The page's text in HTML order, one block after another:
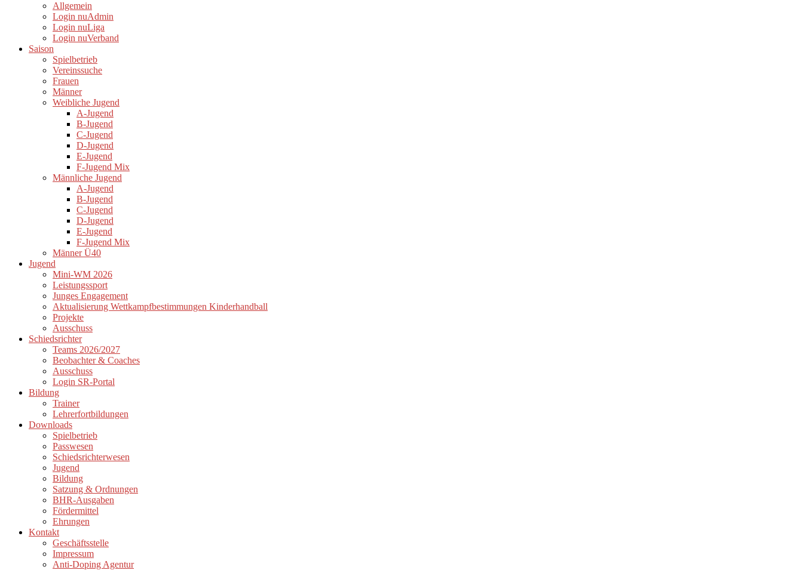
Allgemein
Login nuAdmin
Login nuLiga
Login nuVerband
Saison
Spielbetrieb
Vereinssuche
Frauen
Männer
Weibliche Jugend
A-Jugend
B-Jugend
C-Jugend
D-Jugend
E-Jugend
F-Jugend Mix
Männliche Jugend
A-Jugend
B-Jugend
C-Jugend
D-Jugend
E-Jugend
F-Jugend Mix
Männer Ü40
Jugend
Mini-WM 2026
Leistungssport
Junges Engagement
Aktualisierung Wettkampfbestimmungen Kinderhandball
Projekte
Ausschuss
Schiedsrichter
Teams 2026/2027
Beobachter & Coaches
Ausschuss
Login SR-Portal
Bildung
Trainer
Lehrerfortbildungen
Downloads
Spielbetrieb
Passwesen
Schiedsrichterwesen
Jugend
Bildung
Satzung & Ordnungen
BHR-Ausgaben
Fördermittel
Ehrungen
Kontakt
Geschäftsstelle
Impressum
Anti-Doping Agentur